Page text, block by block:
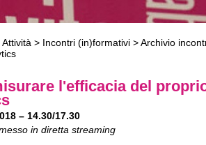
Attività > Incontri (in)formativi >Archivio
l'efficacia del
– 14.30/17.30
in diretta streaming